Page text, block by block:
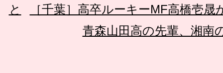
と
［千葉］高卒ルーキーMF高橋壱
青森山田高の先輩、湘南